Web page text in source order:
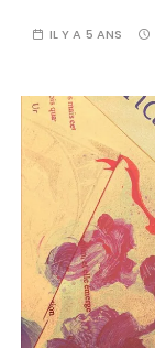
IL Y A 5 ANS